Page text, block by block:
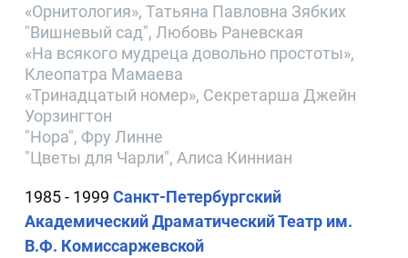
«Орнитология», Татьяна Павловна Зябких
"Вишневый сад", Любовь Раневская
«На всякого мудреца довольно простоты»,
Клеопатра Мамаева
«Тринадцатый номер», Секретарша Джейн
Уорзингтон
"Нора", Фру Линне
"Цветы для Чарли", Алиса Кинниан
1985 - 1999Санкт-Петербургский
Академический Драматический Театр им.
В.Ф. Комиссаржевской